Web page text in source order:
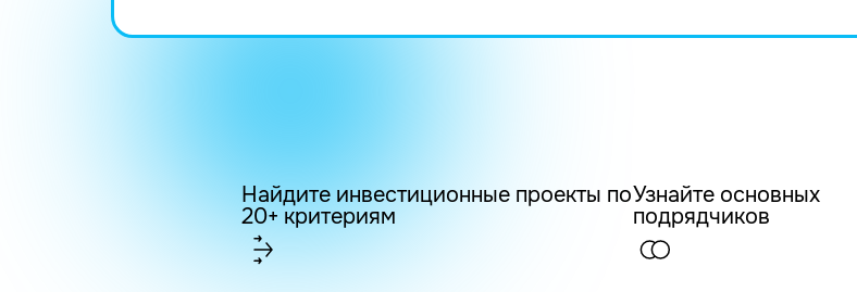
Найдите инвестиционные проекты по
20+ критериям
Узнайте основных
подрядчиков